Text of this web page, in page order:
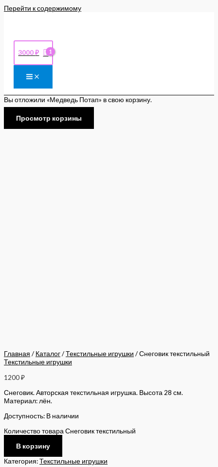
Перейти к содержимому
3000₽
Вы отложили «Медведь Потап» в свою корзину.
Просмотр корзины
Главная / Каталог/Текстильные игрушки / Снеговик текстильный
Текстильные игрушки
1200₽
Снеговик. Авторская текстильная игрушка. Высота 28 см.
Материал: лён.
Доступность: В наличии
Количество товара Снеговик текстильный
В корзину
Категория:Текстильные игрушки